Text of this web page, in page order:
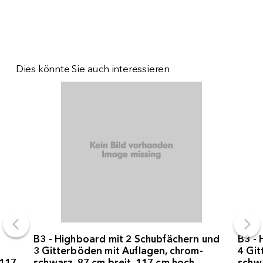
Dies könnte Sie auch interessieren
B3 - Highboard mit 2 Schubfächern und
3 Gitterböden mit Auflagen, chrom-
B3 -
4